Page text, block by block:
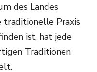
des Landes
traditionelle Praxis
ist, hat jede
Traditionen